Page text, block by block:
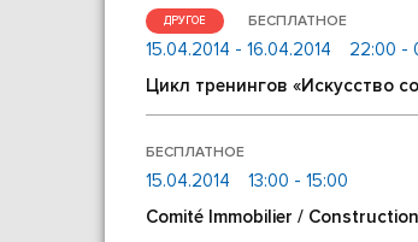
ДРУГОЕ БЕСПЛАТНОЕ
15.04.2014 - 16.04.2014
22:00 -
Цикл тренингов «Искусство
БЕСПЛАТНОЕ
15.04.2014
13:00 - 15:00
Comité Immobilier / Construction